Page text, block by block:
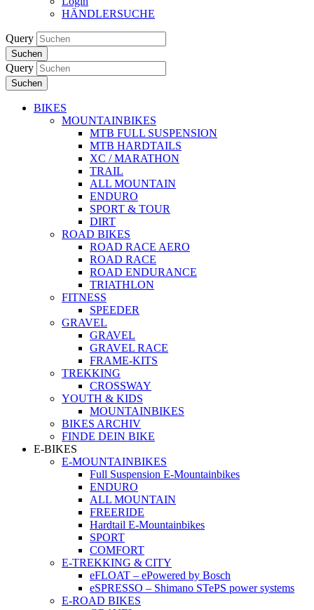
HÄNDLERSUCHE
Query
Suchen
Query
Suchen
BIKES
MOUNTAINBIKES
MTB FULL SUSPENSION
MTB HARDTAILS
XC / MARATHON
TRAIL
ALL MOUNTAIN
ENDURO
SPORT & TOUR
DIRT
ROAD BIKES
ROAD RACE AERO
ROAD RACE
ROAD ENDURANCE
TRIATHLON
FITNESS
SPEEDER
GRAVEL
GRAVEL
GRAVEL RACE
FRAME-KITS
TREKKING
CROSSWAY
YOUTH & KIDS
MOUNTAINBIKES
BIKES ARCHIV
FINDE DEIN BIKE
E-BIKES
E-MOUNTAINBIKES
Full Suspension E-Mountainbikes
ENDURO
ALL MOUNTAIN
FREERIDE
Hardtail E-Mountainbikes
SPORT
COMFORT
E-TREKKING & CITY
eFLOAT – ePowered by Bosch
eSPRESSO – Shimano STePS power systems
E-ROAD BIKES